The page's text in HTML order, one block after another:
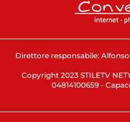
Direttore responsabile:
Copyright 2023 STILETV
04814100659 -